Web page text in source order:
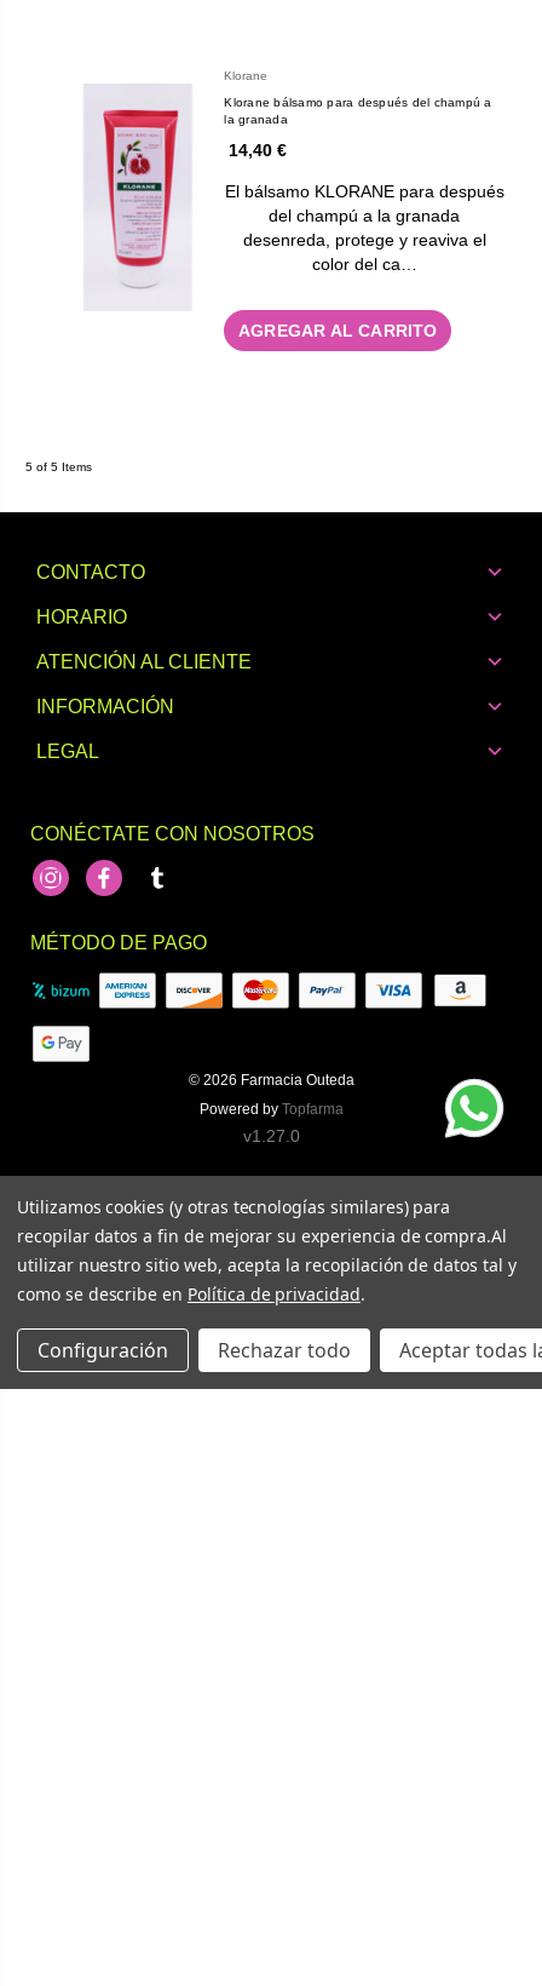
Klorane
Klorane bálsamo para después del champú a
la granada
14,40 €
El bálsamo KLORANE para después
del champú a la granada
desenreda, protege y reaviva el
color del ca…
AGREGAR AL CARRITO
5 of 5 Items
CONTACTO
HORARIO
ATENCIÓN AL CLIENTE
INFORMACIÓN
LEGAL
CONÉCTATE CON NOSOTROS
InstagramFacebookfooter.socialNetworks.tumblr
MÉTODO DE PAGO
© 2026 Farmacia Outeda
Powered by Topfarma
v1.27.0
Utilizamos cookies (y otras tecnologías similares) para
recopilar datos a fin de mejorar su experiencia de compra.Al
utilizar nuestro sitio web, acepta la recopilación de datos tal y
como se describe en Política de privacidad.
Configuración Rechazar todo Aceptar todas